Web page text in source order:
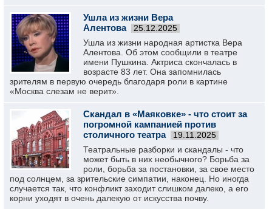
Ушла из жизни Вера
Алентова
25.12.2025
Ушла из жизни народная артистка Вера
Алентова. Об этом сообщили в театре
имени Пушкина. Актриса скончалась в
возрасте 83 лет. Она запомнилась
зрителям в первую очередь благодаря роли в картине
«Москва слезам не верит».
Скандал в «Маяковке» - что стоит за
погромной кампанией против
столичного театра
19.11.2025
Театральные разборки и скандалы - что
может быть в них необычного? Борьба за
роли, борьба за постановки, за свое место
под солнцем, за зрительские симпатии, наконец. Но иногда
случается так, что конфликт заходит слишком далеко, а его
корни уходят в очень далекую от искусства почву.